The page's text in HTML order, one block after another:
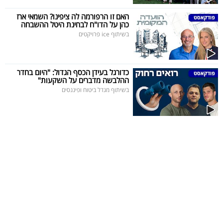
האם זו הרפורמה לה ציפינו? השמאי ארז
כהן על הדו"ח לבחינת היטל ההשבחה
בשיתוף ice פרויקטים
כדורגל בעידן הכסף הגדול: "היום בחדר
ההלבשה מדברים על השקעות"
בשיתוף מגדל ביטוח ופיננסים